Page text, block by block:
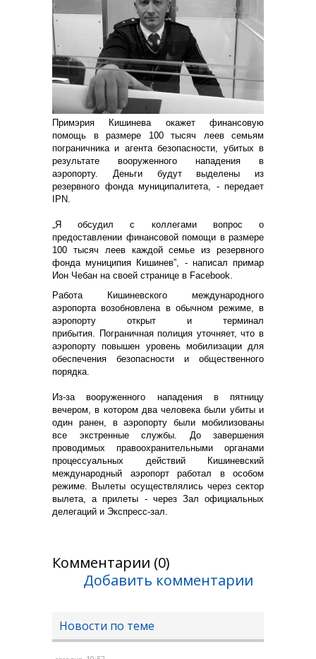
Примэрия Кишинева окажет финансовую
помощь в размере 100 тысяч леев семьям
пограничника и агента безопасности, убитых в
результате вооруженного нападения в
аэропорту. Деньги будут выделены из
резервного фонда муниципалитета, - передает
IPN.
„Я обсудил с коллегами вопрос о
предоставлении финансовой помощи в размере
100 тысяч леев каждой семье из резервного
фонда муниципия Кишинев”, - написал примар
Ион Чебан на своей странице в Facebook.
Работа Кишиневского международного
аэропорта возобновлена в обычном режиме, в
аэропорту открыт и терминал
прибытия. Пограничная полиция уточняет, что в
аэропорту повышен уровень мобилизации для
обеспечения безопасности и общественного
порядка.
Из-за вооруженного нападения в пятницу
вечером, в котором два человека были убиты и
один ранен, в аэропорту были мобилизованы
все экстренные службы. До завершения
проводимых правоохранительными органами
процессуальных действий Кишиневский
международный аэропорт работал в особом
режиме. Вылеты осуществлялись через сектор
вылета, а прилеты - через Зал официальных
делегаций и Экспресс-зал.
Комментарии (0)
Добавить комментарии
Новости по теме